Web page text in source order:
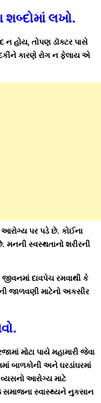
શબ્દોમાં લખો.
હોય, તોપણ ડૉક્ટર પાસે
કારણે રોગ ન ફેલાય એ
પર પડે છે. કોઈના
સ્વસ્થતાનો શરીરની
દાવપેચ રમવાથી કે
જાળવણી માટેનો અકસીર
મોટા પાયે મહામારી જેવા
બાળકોની અને ઘરડાંઘરમાં
આરોગ્ય માટે
સ્વાસ્થ્યને નુકસાન